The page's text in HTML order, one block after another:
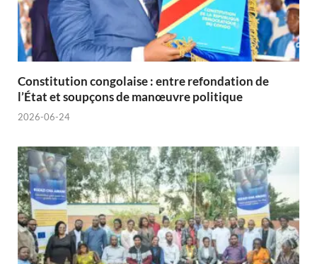
Constitution congolaise : entre refondation de
l’État et soupçons de manœuvre politique
2026-06-24